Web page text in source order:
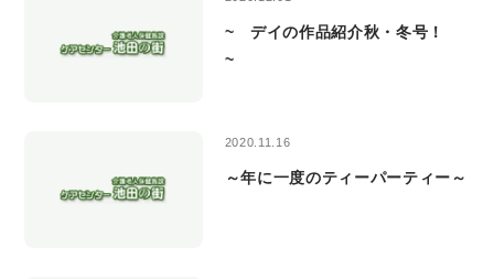
~ デイの作品紹介秋・冬号！
~
～年に一度のティーパーティー～
2020.11.16